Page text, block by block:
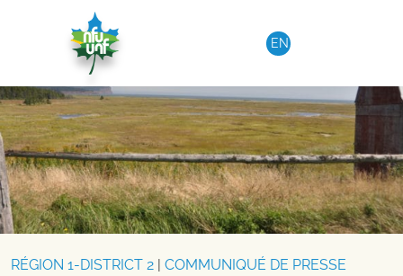
Aller au contenu
EN
RÉGION 1-DISTRICT 2 COMMUNIQUÉ DE PRESSE